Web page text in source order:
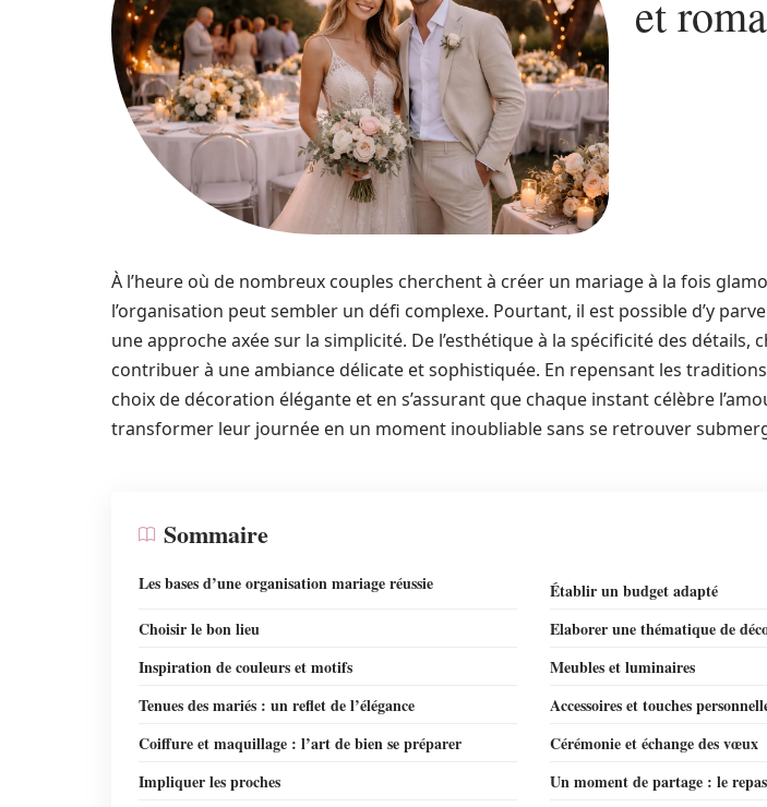
et
À l’heure où de nombreux couples cherchent à créer un mariage à la fois
l’organisation peut sembler un défi complexe. Pourtant, il est possible d’y
une approche axée sur la simplicité. De l’esthétique à la spécificité des détails,
contribuer à une ambiance délicate et sophistiquée. En repensant les
choix de décoration élégante et en s’assurant que chaque instant célèbre
transformer leur journée en un moment inoubliable sans se retrouver
Sommaire
Les bases d’une organisation mariage réussie
Établir un budget adapté
Choisir le bon lieu
Elaborer une thématique de
Inspiration de couleurs et motifs
Meubles et luminaires
Tenues des mariés : un reflet de l’élégance
Accessoires et touches
Coiffure et maquillage : l’art de bien se préparer
Cérémonie et échange des vœux
Impliquer les proches
Un moment de partage : le repas